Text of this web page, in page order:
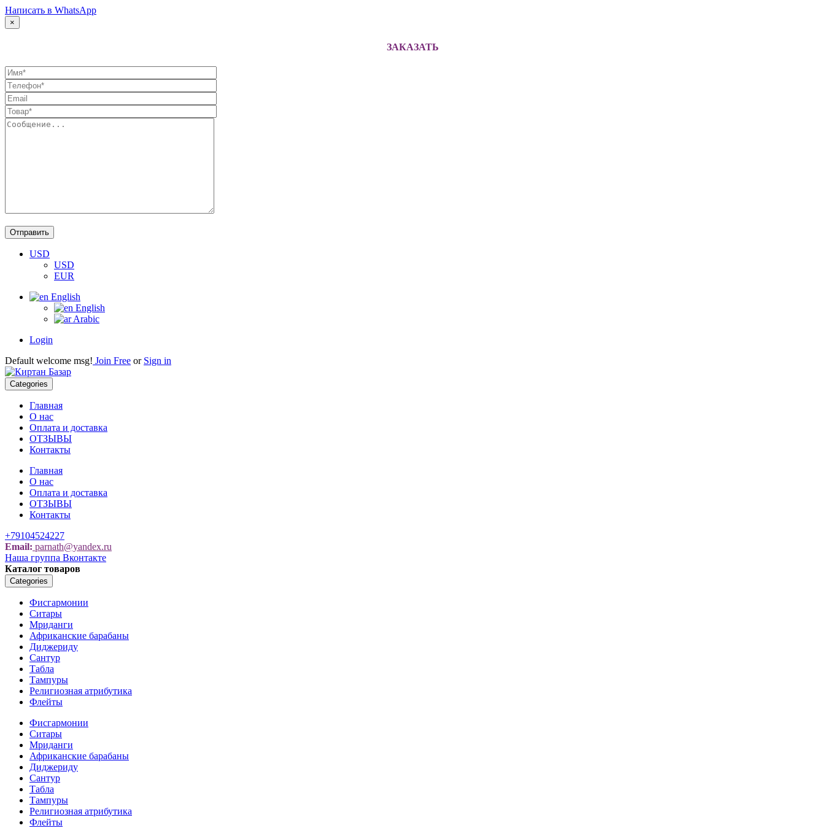
Написать в WhatsApp
×
ЗАКАЗАТЬ
USD
USD
EUR
English
English
Arabic
Login
Default welcome msg! Join Free or Sign in
Categories
Главная
О нас
Оплата и доставка
ОТЗЫВЫ
Контакты
Главная
О нас
Оплата и доставка
ОТЗЫВЫ
Контакты
+79104524227
Email: parnath@yandex.ru
Наша группа Вконтакте
Каталог товаров
Categories
Фисгармонии
Ситары
Мриданги
Африканские барабаны
Диджериду
Сантур
Табла
Тампуры
Религиозная атрибутика
Флейты
Фисгармонии
Ситары
Мриданги
Африканские барабаны
Диджериду
Сантур
Табла
Тампуры
Религиозная атрибутика
Флейты